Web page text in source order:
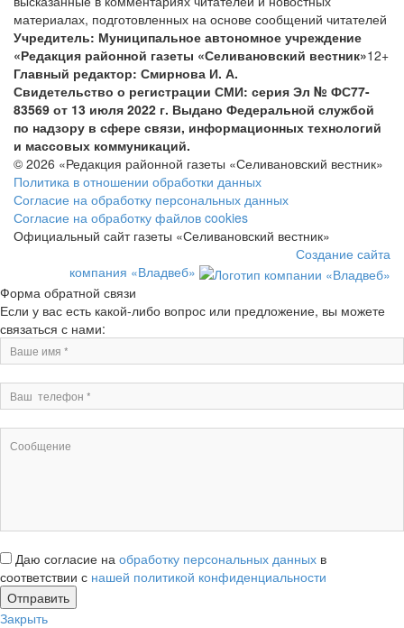
материалах, подготовленных на основе сообщений читателей
Учредитель: Муниципальное автономное учреждение
«Редакция районной газеты «Селивановский вестник»12+
Главный редактор: Смирнова И. А.
Свидетельство о регистрации СМИ: серия Эл № ФС77-
83569 от 13 июля 2022 г. Выдано Федеральной службой
по надзору в сфере связи, информационных технологий
и массовых коммуникаций.
© 2026 «Редакция районной газеты «Селивановский вестник»
Политика в отношении обработки данных
Согласие на обработку персональных данных
Согласие на обработку файлов cookies
Официальный сайт газеты «Селивановский вестник»
Создание сайта
компания «Владвеб»
Форма обратной связи
Если у вас есть какой-либо вопрос или предложение, вы можете
связаться с нами:
Даю согласие на обработку персональных данных в
соответствии с нашей политикой конфиденциальности
Закрыть